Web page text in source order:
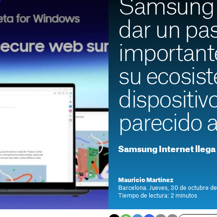
dar un
su
parecido
Samsung Internet llega
Mauricio Martínez
Barcelona. Jueves, 30 de octubre
Tiempo de lectura: 2 minutos